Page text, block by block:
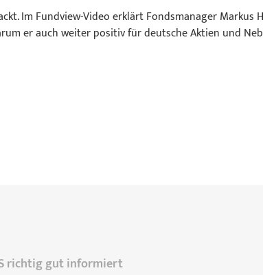
Im Fundview-Video erklärt Fondsmanager
er auch weiter positiv für deutsche Aktien und
richtig gut informiert